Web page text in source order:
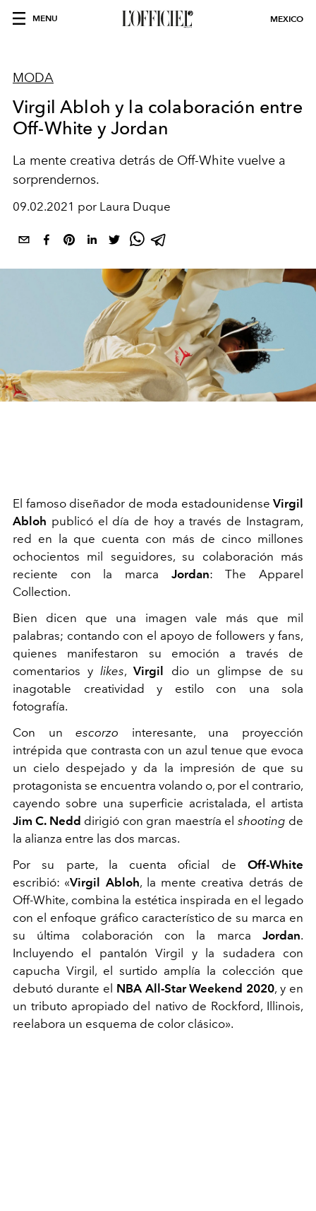
MENU MEXICO
MODA
Virgil Abloh y la colaboración entre
Off-White y Jordan
La mente creativa detrás de Off-White vuelve a
sorprendernos.
09.02.2021 por Laura Duque
El famoso diseñador de moda estadounidense Virgil
Abloh publicó el día de hoy a través de Instagram,
red en la que cuenta con más de cinco millones
ochocientos mil seguidores, su colaboración más
reciente con la marca Jordan:
The Apparel
Collection.
Bien dicen que una imagen vale más que mil
palabras; contando con el apoyo de followers y fans,
quienes manifestaron su emoción a través de
comentarios ylikes,Virgil dio un glimpse de su
inagotable creatividad y estilo con una sola
fotografía.
Con unescorzo interesante, una proyección
intrépida que contrasta con un azul tenue que evoca
un cielo despejado y da la impresión de que su
protagonista se encuentra volando o, por el contrario,
cayendo sobre una superficie acristalada, el artista
Jim C. Nedd dirigió con gran maestría el shooting de
la alianza entre las dos marcas.
Por su parte, la cuenta oficial de Off-White
escribió: «Virgil Abloh, la mente creativa detrás de
Off-White, combina la estética inspirada en el legado
con el enfoque gráfico característico de su marca en
su última colaboración con la marca Jordan.
Incluyendo el pantalón Virgil y la sudadera con
capucha Virgil, el surtido amplía la colección que
debutó durante el NBA All-Star Weekend 2020, y en
un tributo apropiado del nativo de Rockford, Illinois,
reelabora un esquema de color clásico».